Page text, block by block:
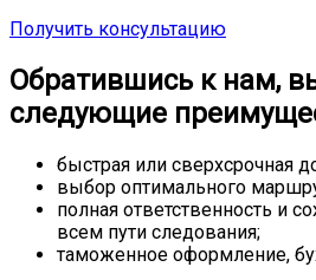
Получить консультацию
Обратившись к нам,
следующие
быстрая или сверхсрочная
выбор оптимального
полная ответственность и
всем пути следования;
таможенное оформление,